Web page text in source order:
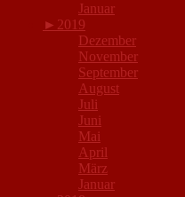
Januar
► 2019
Dezember
November
September
August
Juli
Juni
Mai
April
März
Januar